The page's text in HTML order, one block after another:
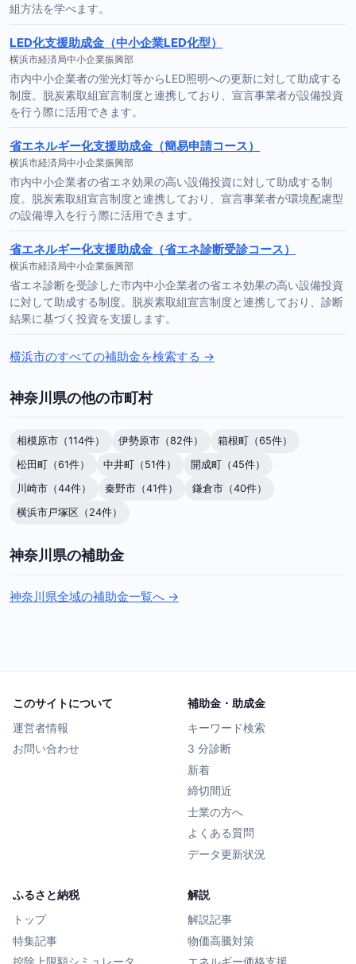
組方法を学べます。
LED化支援助成金（中小企業LED化型）
横浜市経済局中小企業振興部
市内中小企業者の蛍光灯等からLED照明への更新に対して助成する
制度。脱炭素取組宣言制度と連携しており、宣言事業者が設備投資
を行う際に活用できます。
省エネルギー化支援助成金（簡易申請コース）
横浜市経済局中小企業振興部
市内中小企業者の省エネ効果の高い設備投資に対して助成する制
度。脱炭素取組宣言制度と連携しており、宣言事業者が環境配慮型
の設備導入を行う際に活用できます。
省エネルギー化支援助成金（省エネ診断受診コース）
横浜市経済局中小企業振興部
省エネ診断を受診した市内中小企業者の省エネ効果の高い設備投資
に対して助成する制度。脱炭素取組宣言制度と連携しており、診断
結果に基づく投資を支援します。
横浜市のすべての補助金を検索する →
神奈川県の他の市町村
相模原市（114件） 伊勢原市（82件）
箱根町（65件）
松田町（61件）
中井町（51件）
開成町（45件）
川崎市（44件）
秦野市（41件）
鎌倉市（40件）
横浜市戸塚区（24件）
神奈川県の補助金
神奈川県全域の補助金一覧へ →
このサイトについて
運営者情報
お問い合わせ
補助金・助成金
キーワード検索
3 分診断
新着
締切間近
士業の方へ
よくある質問
データ更新状況
ふるさと納税
トップ
特集記事
解説
解説記事
物価高騰対策